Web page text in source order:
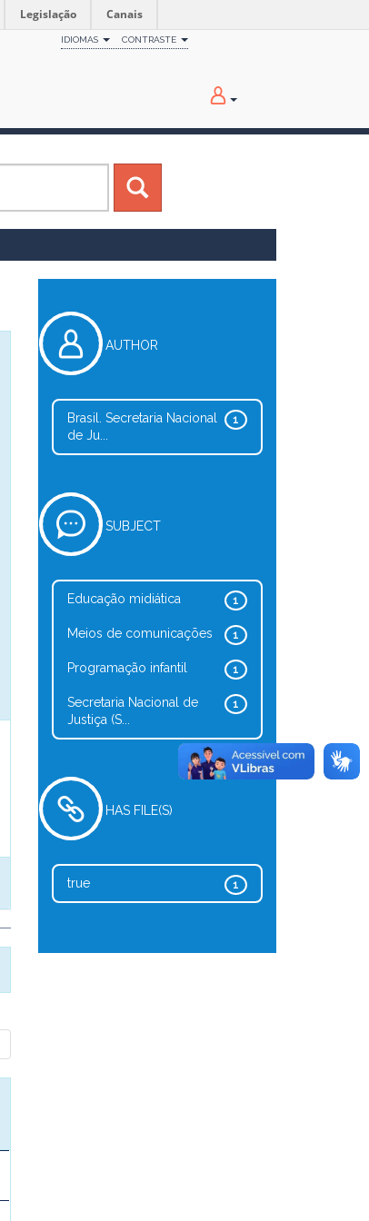
Legislação Canais
IDIOMAS CONTRASTE
AUTHOR
1
Brasil. Secretaria Nacional
de Ju...
SUBJECT
1
Educação midiática
1
Meios de comunicações
1
Programação infantil
1
Secretaria Nacional de
Justiça (S...
HAS FILE(S)
1
true